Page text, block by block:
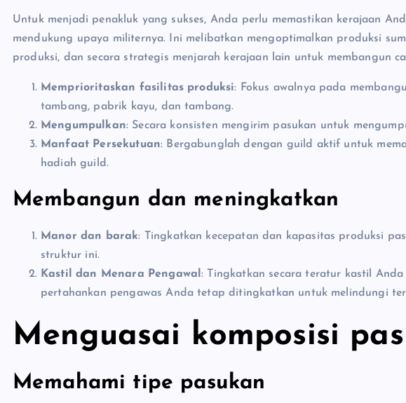
Untuk menjadi penakluk yang sukses, Anda perlu memastikan kerajaan
mendukung upaya militernya. Ini melibatkan mengoptimalkan produksi
produksi, dan secara strategis menjarah kerajaan lain untuk membangun
Memprioritaskan fasilitas produksi: Fokus awalnya pada
tambang, pabrik kayu, dan tambang.
Mengumpulkan: Secara konsisten mengirim pasukan untuk
Manfaat Persekutuan: Bergabunglah dengan guild aktif untuk
hadiah guild.
Membangun dan meningkatkan
Manor dan barak: Tingkatkan kecepatan dan kapasitas produksi
struktur ini.
Kastil dan Menara Pengawal: Tingkatkan secara teratur kastil
pertahankan pengawas Anda tetap ditingkatkan untuk melindungi
Menguasai komposisi
Memahami tipe pasukan